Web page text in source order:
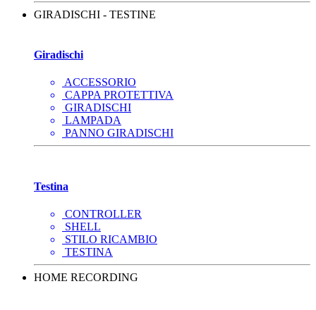
GIRADISCHI - TESTINE
Giradischi
ACCESSORIO
CAPPA PROTETTIVA
GIRADISCHI
LAMPADA
PANNO GIRADISCHI
Testina
CONTROLLER
SHELL
STILO RICAMBIO
TESTINA
HOME RECORDING